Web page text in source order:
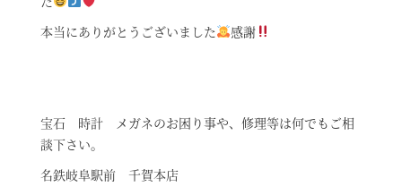
た
本当にありがとうございました 感謝
宝石 時計 メガネのお困り事や、修理等は何でもご相
談下さい。
名鉄岐阜駅前 千賀本店